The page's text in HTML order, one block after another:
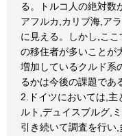
る。トルコ人の絶対数
アフルカ,カリブ海,ア
に見える。しかし,こ
の移住者が多いことが
増加しているクルド系
るかは今後の課題であ
2.ドイツにおいては,
ルト,デュイスブルグ,
引き続いて調査を行い